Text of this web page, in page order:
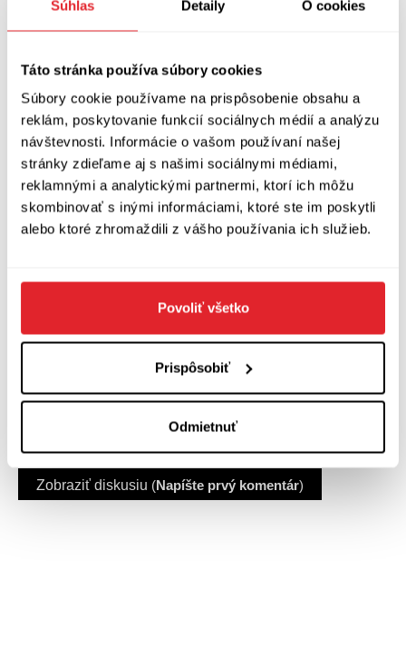
Súhlas Detaily O cookies
Táto stránka používa súbory cookies
Súbory cookie používame na prispôsobenie obsahu a
reklám, poskytovanie funkcií sociálnych médií a analýzu
návštevnosti. Informácie o vašom používaní našej
stránky zdieľame aj s našimi sociálnymi médiami,
reklamnými a analytickými partnermi, ktorí ich môžu
skombinovať s inými informáciami, ktoré ste im poskytli
alebo ktoré zhromaždili z vášho používania ich služieb.
Povoliť všetko
Prispôsobiť
Odmietnuť
které se neochvějně valí dopředu, aby se vzápětí
stejně neochvějně mohly vracet zpět. Jaká je
pravidelnost osamělosti?
(Karla Klenotníka cesta na Korsiku)
Samozřejmě / že bych mohl žít jinak //
Samozřejmě / že bych mohl žít jinde //
Samozřejmě / že bych mohl žít s jinou ženou //
(Samozřejmě)
okamžiky, kdy se mi podařilo se opravdu
pořádně nadechnout a v záklonu s očima
třeštícíma až někam za nebe
Zobraziť diskusiu (Napíšte prvý komentár)